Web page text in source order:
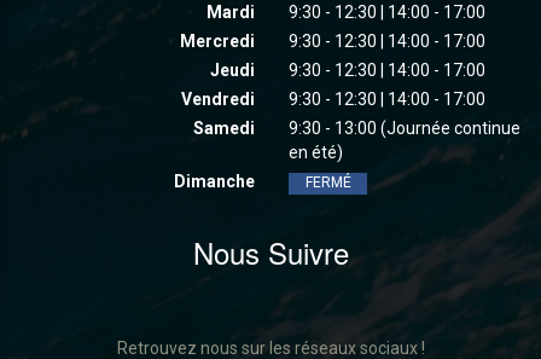
Mardi
9:30 - 12:30 | 14:00 - 17:00
Mercredi
9:30 - 12:30 | 14:00 - 17:00
Jeudi
9:30 - 12:30 | 14:00 - 17:00
Vendredi
9:30 - 12:30 | 14:00 - 17:00
Samedi
9:30 - 13:00 (Journée continue
en été)
Dimanche
FERMÉ
Nous Suivre
Retrouvez nous sur les réseaux sociaux !